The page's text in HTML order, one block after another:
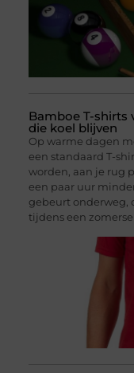
Bamboe T-shirts
die koel blijven
Op warme dagen
een standaard T-
worden, aan je rug
een paar uur
gebeurt onderweg,
tijdens een zomerse